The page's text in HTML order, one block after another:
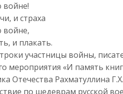
войне!
и страха
войне,
и плакать.
участницы войны,
мероприятия «И память
Отечества Рахматуллина
по шедеврам русской